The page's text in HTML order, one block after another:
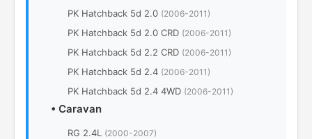
PK Hatchback 5d 2.0 (2006-2011)
PK Hatchback 5d 2.0 CRD (2006-2011)
PK Hatchback 5d 2.2 CRD (2006-2011)
PK Hatchback 5d 2.4 (2006-2011)
PK Hatchback 5d 2.4 4WD (2006-2011)
• Caravan
RG 2.4L (2000-2007)